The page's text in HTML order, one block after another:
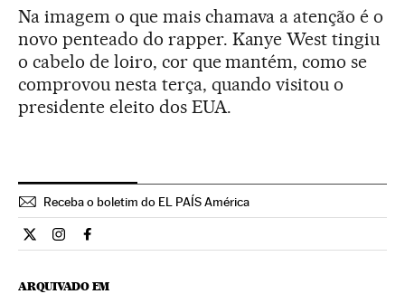
Na imagem o que mais chamava a atenção é o
novo penteado do rapper. Kanye West tingiu
o cabelo de loiro, cor que mantém, como se
comprovou nesta terça, quando visitou o
presidente eleito dos EUA.
Receba o boletim do EL PAÍS América
Estilo El País Brasil en Twitter
Estilo El País Brasil en Instagram
Estilo El País Brasil en Facebook
ARQUIVADO EM